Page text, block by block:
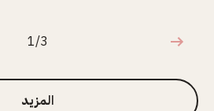
1 من 3
1/3
المزيد